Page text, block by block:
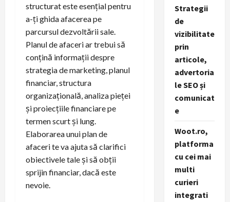
structurat este esențial pentru
a-ți ghida afacerea pe
parcursul dezvoltării sale.
Planul de afaceri ar trebui să
conțină informații despre
strategia de marketing, planul
financiar, structura
organizațională, analiza pieței
și proiecțiile financiare pe
termen scurt și lung.
Elaborarea unui plan de
afaceri te va ajuta să clarifici
obiectivele tale și să obții
sprijin financiar, dacă este
nevoie.
Strategii
de
vizibilitate
prin
articole,
advertoria
le SEO și
comunicat
e
Woot.ro,
platforma
cu cei mai
multi
curieri
integrati